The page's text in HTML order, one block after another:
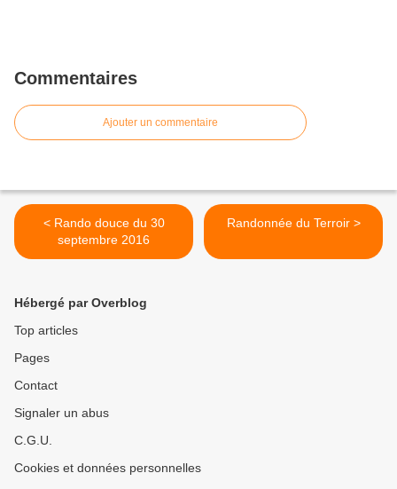
Commentaires
Ajouter un commentaire
< Rando douce du 30
septembre 2016
Randonnée du Terroir >
Hébergé par Overblog
Top articles
Pages
Contact
Signaler un abus
C.G.U.
Cookies et données personnelles